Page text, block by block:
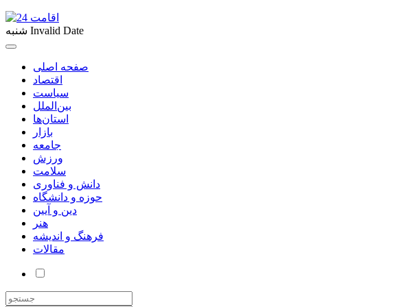
شنبه Invalid Date
صفحه اصلی
اقتصاد
سیاست
بین‌الملل
استان‌ها
بازار
جامعه
ورزش
سلامت
دانش و فناوری
حوزه و دانشگاه
دین و آیین
هنر
فرهنگ و اندیشه
مقالات